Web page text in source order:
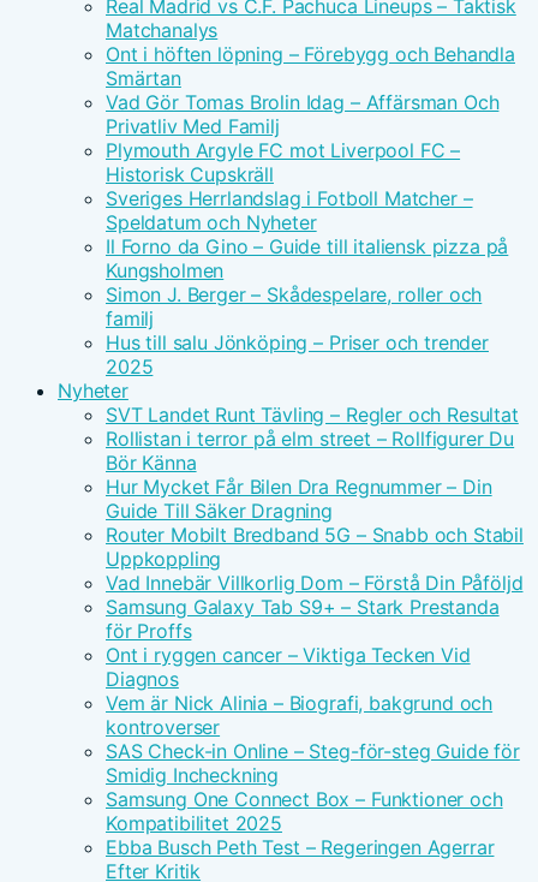
Real Madrid vs C.F. Pachuca Lineups – Taktisk
Matchanalys
Ont i höften löpning – Förebygg och Behandla
Smärtan
Vad Gör Tomas Brolin Idag – Affärsman Och
Privatliv Med Familj
Plymouth Argyle FC mot Liverpool FC –
Historisk Cupskräll
Sveriges Herrlandslag i Fotboll Matcher –
Speldatum och Nyheter
Il Forno da Gino – Guide till italiensk pizza på
Kungsholmen
Simon J. Berger – Skådespelare, roller och
familj
Hus till salu Jönköping – Priser och trender
2025
Nyheter
SVT Landet Runt Tävling – Regler och Resultat
Rollistan i terror på elm street – Rollfigurer Du
Bör Känna
Hur Mycket Får Bilen Dra Regnummer – Din
Guide Till Säker Dragning
Router Mobilt Bredband 5G – Snabb och Stabil
Uppkoppling
Vad Innebär Villkorlig Dom – Förstå Din Påföljd
Samsung Galaxy Tab S9+ – Stark Prestanda
för Proffs
Ont i ryggen cancer – Viktiga Tecken Vid
Diagnos
Vem är Nick Alinia – Biografi, bakgrund och
kontroverser
SAS Check-in Online – Steg-för-steg Guide för
Smidig Incheckning
Samsung One Connect Box – Funktioner och
Kompatibilitet 2025
Ebba Busch Peth Test – Regeringen Agerrar
Efter Kritik